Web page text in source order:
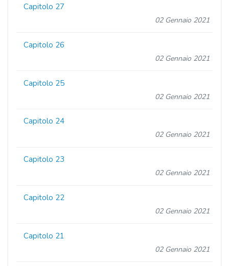
Capitolo 27
02 Gennaio 2021
Capitolo 26
02 Gennaio 2021
Capitolo 25
02 Gennaio 2021
Capitolo 24
02 Gennaio 2021
Capitolo 23
02 Gennaio 2021
Capitolo 22
02 Gennaio 2021
Capitolo 21
02 Gennaio 2021